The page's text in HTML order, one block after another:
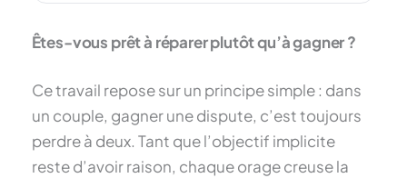
Êtes-vous prêt à réparer plutôt qu’à gagner ?
Ce travail repose sur un principe simple : dans
un couple, gagner une dispute, c’est toujours
perdre à deux. Tant que l’objectif implicite
reste d’avoir raison, chaque orage creuse la